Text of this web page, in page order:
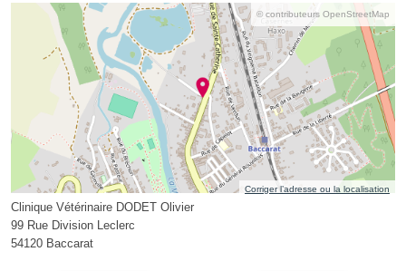
© contributeurs OpenStreetMap
Corriger l’adresse ou la localisation
Clinique Vétérinaire DODET Olivier
99 Rue Division Leclerc
54120 Baccarat